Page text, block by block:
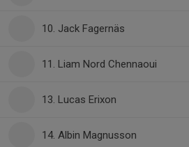
10. Jack Fagernäs
11. Liam Nord Chennaoui
13. Lucas Erixon
14. Albin Magnusson